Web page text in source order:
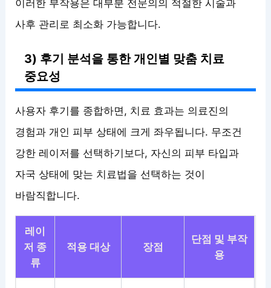
이러한 부작용은 대부분 전문의의 적절한 시술과
사후 관리로 최소화 가능합니다.
3) 후기 분석을 통한 개인별 맞춤 치료
중요성
사용자 후기를 종합하면, 치료 효과는 의료진의
경험과 개인 피부 상태에 크게 좌우됩니다. 무조건
강한 레이저를 선택하기보다, 자신의 피부 타입과
자국 상태에 맞는 치료법을 선택하는 것이
바람직합니다.
레이
저 종
류
적용 대상 장점
단점 및 부작
용